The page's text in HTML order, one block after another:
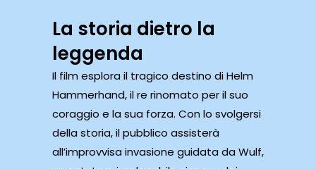
La storia dietro la
leggenda
Il film esplora il tragico destino di Helm
Hammerhand, il re rinomato per il suo
coraggio e la sua forza. Con lo svolgersi
della storia, il pubblico assisterà
all’improvvisa invasione guidata da Wulf,